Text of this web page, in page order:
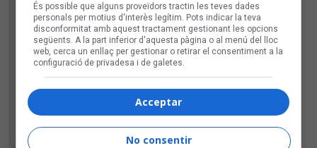
És possible que alguns proveïdors tractin les teves dades
personals per motius d'interès legítim. Pots indicar la teva
disconformitat amb aquest tractament gestionant les opcions
següents. A la part inferior d'aquesta pàgina o al menú del lloc
web, cerca un enllaç per gestionar o retirar el consentiment a la
configuració de privadesa i de galetes.
Acceptar
No consentir